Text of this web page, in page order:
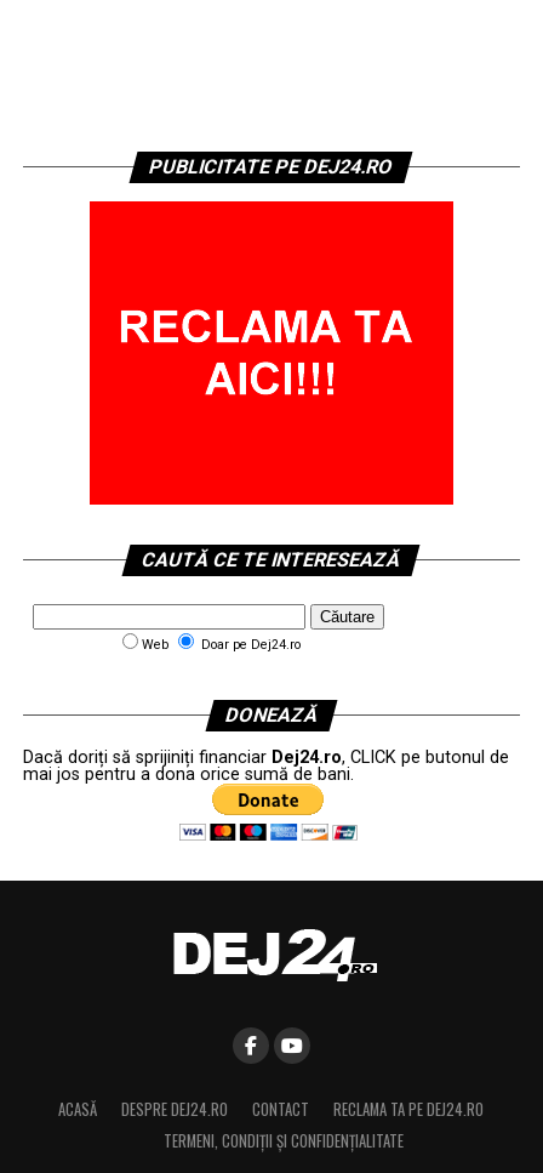
PUBLICITATE PE DEJ24.RO
CAUTĂ CE TE INTERESEAZĂ
Web Doar pe Dej24.ro
DONEAZĂ
Dacă doriți să sprijiniți financiar Dej24.ro, CLICK pe butonul de
mai jos pentru a dona orice sumă de bani.
ACASĂ DESPRE DEJ24.RO CONTACT
RECLAMA TA PE DEJ24.RO
TERMENI, CONDIŢII ȘI CONFIDENȚIALITATE